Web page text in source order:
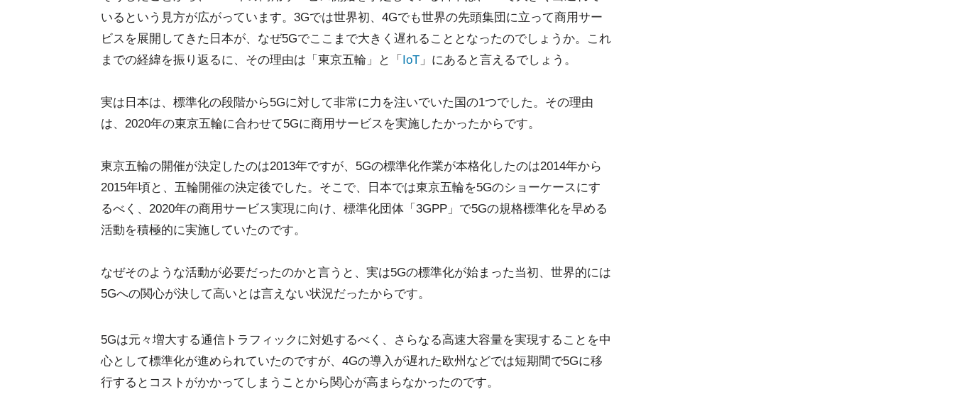
いるという見方が広がっています。3Gでは世界初、4Gでも世界の先頭集団に立って商用サー
ビスを展開してきた日本が、なぜ5Gでここまで大きく遅れることとなったのでしょうか。これ
までの経緯を振り返るに、その理由は「東京五輪」と「 IoT 」にあると言えるでしょう。
実は日本は、標準化の段階から5Gに対して非常に力を注いでいた国の1つでした。その理由
は、2020年の東京五輪に合わせて5Gに商用サービスを実施したかったからです。
東京五輪の開催が決定したのは2013年ですが、5Gの標準化作業が本格化したのは2014年から
2015年頃と、五輪開催の決定後でした。そこで、日本では東京五輪を5Gのショーケースにす
るべく、2020年の商用サービス実現に向け、標準化団体「3GPP」で5Gの規格標準化を早める
活動を積極的に実施していたのです。
なぜそのような活動が必要だったのかと言うと、実は5Gの標準化が始まった当初、世界的には
5Gへの関心が決して高いとは言えない状況だったからです。
5Gは元々増大する通信トラフィックに対処するべく、さらなる高速大容量を実現することを中
心として標準化が進められていたのですが、4Gの導入が遅れた欧州などでは短期間で5Gに移
行するとコストがかかってしまうことから関心が高まらなかったのです。